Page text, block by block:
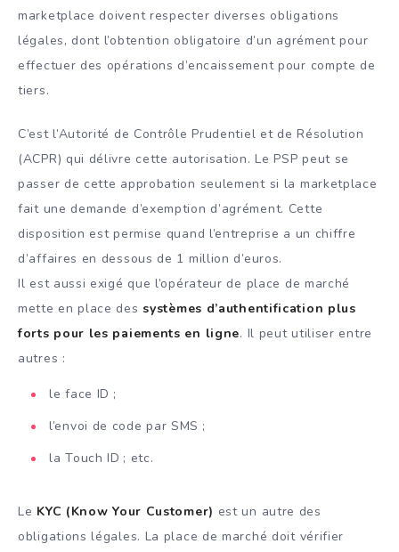
marketplace doivent respecter diverses obligations
légales, dont l’obtention obligatoire d’un agrément pour
effectuer des opérations d’encaissement pour compte de
tiers.
C’est l’Autorité de Contrôle Prudentiel et de Résolution
(ACPR) qui délivre cette autorisation. Le PSP peut se
passer de cette approbation seulement si la marketplace
fait une demande d’exemption d’agrément. Cette
disposition est permise quand l’entreprise a un chiffre
d’affaires en dessous de 1 million d’euros.
Il est aussi exigé que l’opérateur de place de marché
mette en place dessystèmes d’authentification plus
forts pour les paiements en ligne. Il peut utiliser entre
autres :
le face ID ;
l’envoi de code par SMS ;
la Touch ID ; etc.
Le KYC (Know Your Customer) est un autre des
obligations légales. La place de marché doit vérifier